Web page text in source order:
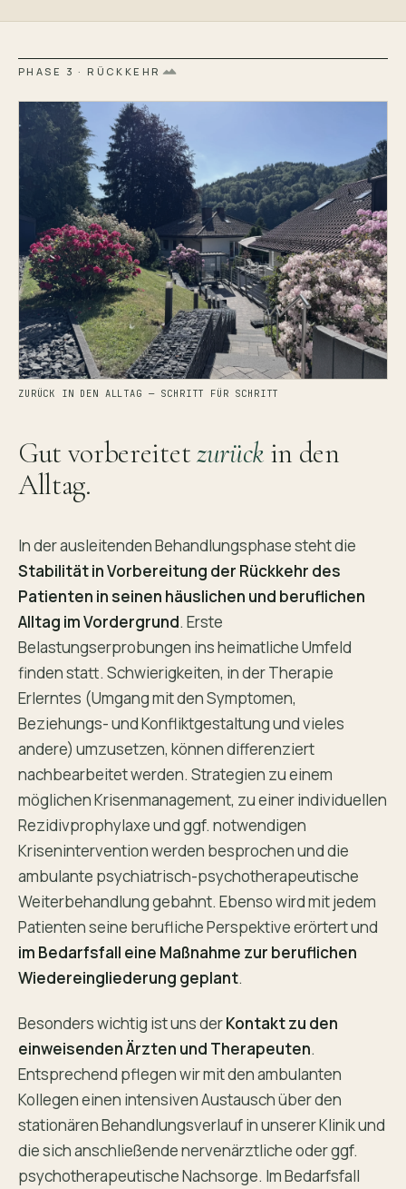
PHASE 3 · RÜCKKEHR
ZURÜCK IN DEN ALLTAG — SCHRITT FÜR SCHRITT
Gut vorbereitetzurückin den
Alltag.
In der ausleitenden Behandlungsphase steht die
Stabilität in Vorbereitung der Rückkehr des
Patienten in seinen häuslichen und beruflichen
Alltag im Vordergrund. Erste
Belastungserprobungen ins heimatliche Umfeld
finden statt. Schwierigkeiten, in der Therapie
Erlerntes (Umgang mit den Symptomen,
Beziehungs- und Konfliktgestaltung und vieles
andere) umzusetzen, können differenziert
nachbearbeitet werden. Strategien zu einem
möglichen Krisenmanagement, zu einer individuellen
Rezidivprophylaxe und ggf. notwendigen
Krisenintervention werden besprochen und die
ambulante psychiatrisch-psychotherapeutische
Weiterbehandlung gebahnt. Ebenso wird mit jedem
Patienten seine berufliche Perspektive erörtert und
im Bedarfsfall eine Maßnahme zur beruflichen
Wiedereingliederung geplant.
Besonders wichtig ist uns derKontakt zu den
einweisenden Ärzten und Therapeuten.
Entsprechend pflegen wir mit den ambulanten
Kollegen einen intensiven Austausch über den
stationären Behandlungsverlauf in unserer Klinik und
die sich anschließende nervenärztliche oder ggf.
psychotherapeutische Nachsorge. Im Bedarfsfall